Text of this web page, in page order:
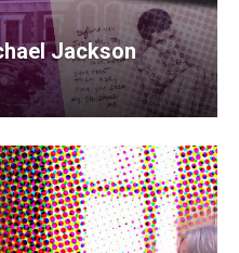
Jackson